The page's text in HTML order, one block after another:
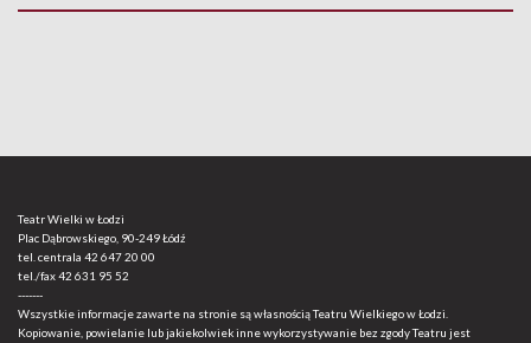
Teatr Wielki w Łodzi
Plac Dąbrowskiego, 90-249 Łódź
tel. centrala 42 647 20 00
tel./fax42 631 95 52
-------
Wszystkie informacje zawarte na stronie są własnością Teatru Wielkiego w Łodzi.
Kopiowanie, powielanie lub jakiekolwiek inne wykorzystywanie bez zgody Teatru jest